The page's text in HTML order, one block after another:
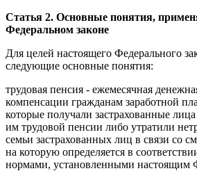
Статья 2. Основные понятия,
Федеральном законе
Для целей настоящего Федерального
следующие основные понятия:
трудовая пенсия - ежемесячная
компенсации гражданам заработной
которые получали застрахованные
им трудовой пенсии либо утратили
семьи застрахованных лиц в связи со
на которую определяется в
нормами, установленными настоящим